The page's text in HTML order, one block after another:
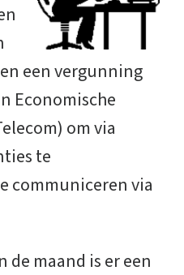
een vergunning
Economische
om via
te
communiceren via
de maand is er een